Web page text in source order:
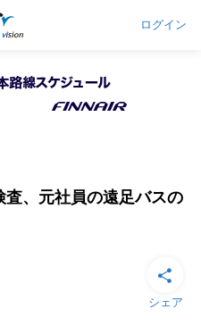
ログイン
、元社員の遠足バスの
シェア